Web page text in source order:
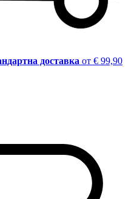
доставка от € 99,90